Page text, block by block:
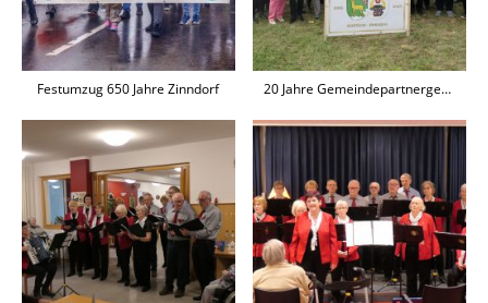
Festumzug 650 Jahre Zinndorf 20 Jahre Gemeindepartnergemeinschaft mit Zwierzyn